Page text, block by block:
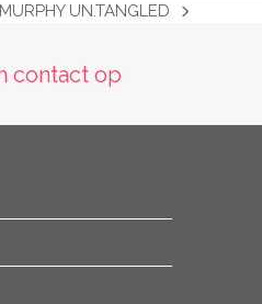
UN.TANGLED
contact op